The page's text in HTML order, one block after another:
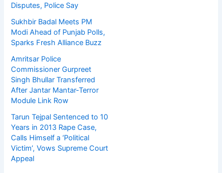
Disputes, Police Say
Sukhbir Badal Meets PM
Modi Ahead of Punjab Polls,
Sparks Fresh Alliance Buzz
Amritsar Police
Commissioner Gurpreet
Singh Bhullar Transferred
After Jantar Mantar-Terror
Module Link Row
Tarun Tejpal Sentenced to 10
Years in 2013 Rape Case,
Calls Himself a ‘Political
Victim’, Vows Supreme Court
Appeal